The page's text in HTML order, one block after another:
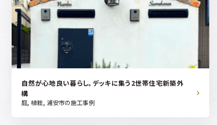
自然が心地良い暮らし。デッキに集う2世帯住宅新築外
構
庭, 植栽, 浦安市の施工事例